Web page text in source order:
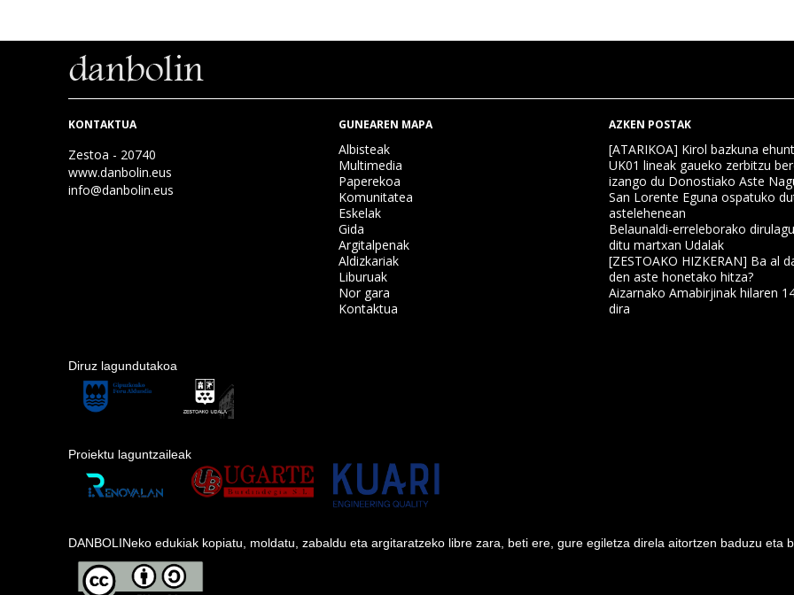
KONTAKTUA
Zestoa - 20740
www.danbolin.eus
info@danbolin.eus
GUNEAREN MAPA
Albisteak
Multimedia
Paperekoa
Komunitatea
Eskelak
Gida
Argitalpenak
Aldizkariak
Liburuak
Nor gara
Kontaktua
AZKEN POSTAK
[ATARIKOA] Kirol bazkuna
UK01 lineak gaueko zerbitzu
izango du Donostiako Aste
San Lorente Eguna ospatuko
astelehenean
Belaunaldi-erreleborako
ditu martxan Udalak
[ZESTOAKO HIZKERAN] Ba al
den aste honetako hitza?
Aizarnako Amabirjinak hilaren
dira
Diruz lagundutakoa
Proiektu laguntzaileak
DANBOLINeko edukiak kopiatu, moldatu, zabaldu eta argitaratzeko libre zara, beti ere, gure egiletza direla aitortzen baduzu eta